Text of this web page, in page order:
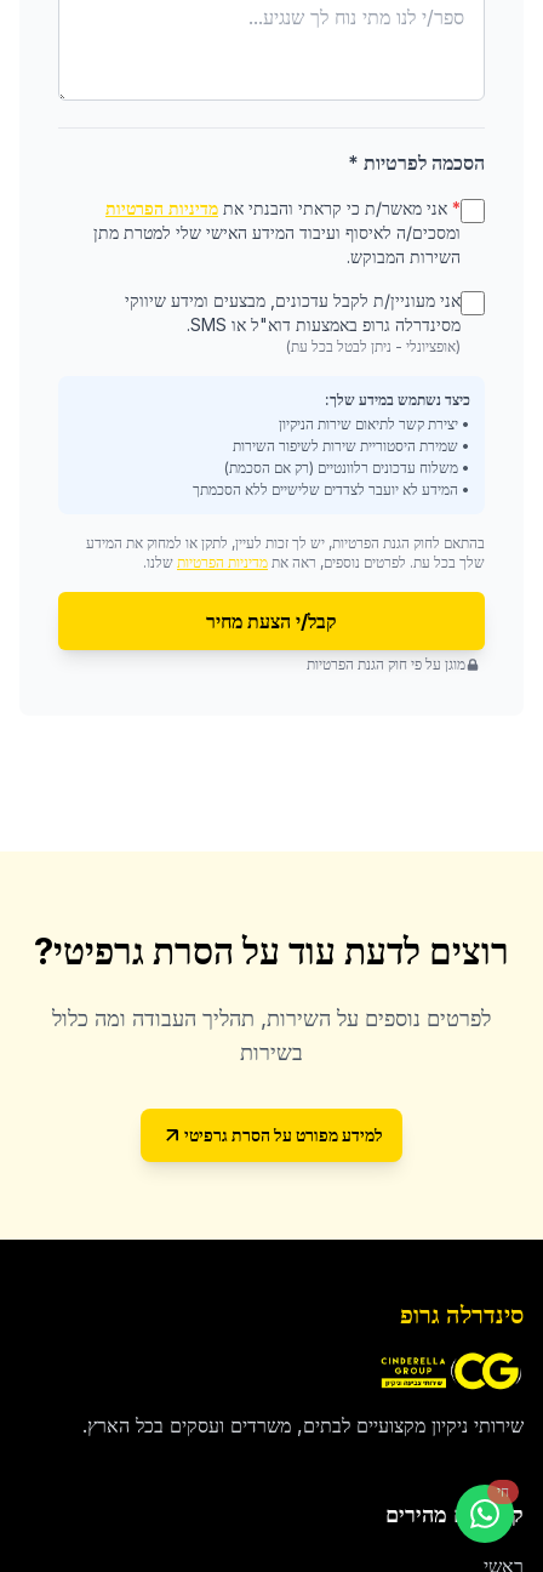
הסכמה לפרטיות *
* אני מאשר/ת כי קראתי והבנתי את מדיניות הפרטיות
ומסכים/ה לאיסוף ועיבוד המידע האישי שלי למטרת מתן
השירות המבוקש.
אני מעוניין/ת לקבל עדכונים, מבצעים ומידע שיווקי
מסינדרלה גרופ באמצעות דוא"ל או SMS.
(אופציונלי - ניתן לבטל בכל עת)
כיצד נשתמש במידע שלך:
• יצירת קשר לתיאום שירות הניקיון
• שמירת היסטוריית שירות לשיפור השירות
• משלוח עדכונים רלוונטיים (רק אם הסכמת)
• המידע לא יועבר לצדדים שלישיים ללא הסכמתך
בהתאם לחוק הגנת הפרטיות, יש לך זכות לעיין, לתקן או למחוק את המידע
שלך בכל עת. לפרטים נוספים, ראה את מדיניות הפרטיות שלנו.
קבל/י הצעת מחיר
מוגן על פי חוק הגנת הפרטיות
רוצים לדעת עוד עלהסרת גרפיטי?
לפרטים נוספים על השירות, תהליך העבודה ומה כלול
בשירות
למידע מפורט על הסרת גרפיטי
סינדרלה גרופ
שירותי ניקיון מקצועיים לבתים, משרדים ועסקים בכל הארץ.
קישורים מהירים
ראשי
חי